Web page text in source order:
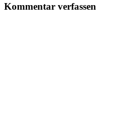
Kommentar verfassen